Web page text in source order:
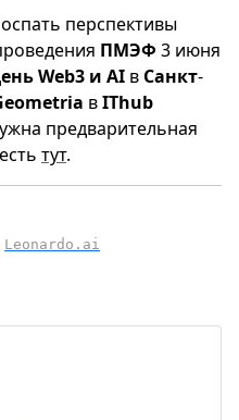
перспективы
ПМЭФ 3 июня
Web3 и AI в Санкт-
вIThub
предварительная
тут.
Leonardo.ai